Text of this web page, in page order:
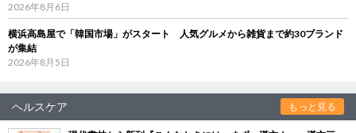
2026年8月6日
横浜高島屋で「韓国市場」がスタート 人気グルメから雑貨まで約30ブランド
が集結
2026年8月5日
ヘルスケア もっと見る